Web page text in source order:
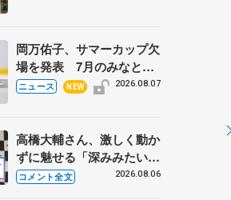
岡万佑子、サマーカップ欠
場を発表 7月のみなとア
クルス杯は腰痛の影響で
ニュース NEW 2026.08.07
高橋大輔さん、激しく動か
ずに魅せる「深みみたいな
ものは出てきている？」
コメント全文 2026.08.06